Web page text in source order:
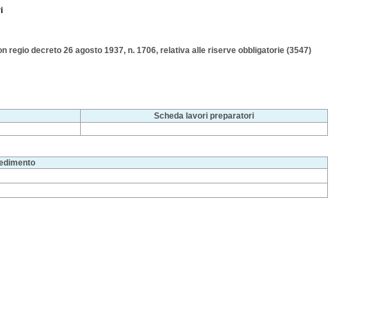
decreto 26 agosto 1937, n. 1706, relativa alle riserve obbligatorie (3547)
Scheda lavori preparatori